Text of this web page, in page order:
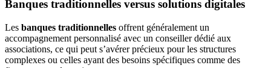
Banques traditionnelles versus solutions digitales
Les banques traditionnelles offrent généralement un
accompagnement personnalisé avec un conseiller dédié aux
associations, ce qui peut s’avérer précieux pour les structures
complexes ou celles ayant des besoins spécifiques comme des